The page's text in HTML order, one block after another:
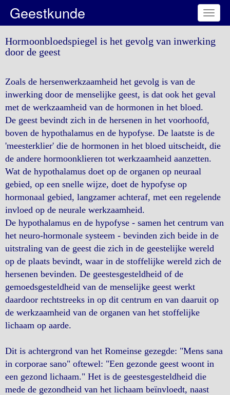
Toggle
Geestkunde
Hormoonbloedspiegel is het gevolg van inwerking
door de geest
Zoals de hersenwerkzaamheid het gevolg is van de
inwerking door de menselijke geest, is dat ook het geval
met de werkzaamheid van de hormonen in het bloed.
De geest bevindt zich in de hersenen in het voorhoofd,
boven de hypothalamus en de hypofyse. De laatste is de
'meesterklier' die de hormonen in het bloed uitscheidt, die
de andere hormoonklieren tot werkzaamheid aanzetten.
Wat de hypothalamus doet op de organen op neuraal
gebied, op een snelle wijze, doet de hypofyse op
hormonaal gebied, langzamer achteraf, met een regelende
invloed op de neurale werkzaamheid.
De hypothalamus en de hypofyse - samen het centrum van
het neuro-hormonale systeem - bevinden zich beide in de
uitstraling van de geest die zich in de geestelijke wereld
op de plaats bevindt, waar in de stoffelijke wereld zich de
hersenen bevinden. De geestesgesteldheid of de
gemoedsgesteldheid van de menselijke geest werkt
daardoor rechtstreeks in op dit centrum en van daaruit op
de werkzaamheid van de organen van het stoffelijke
lichaam op aarde.
Dit is achtergrond van het Romeinse gezegde: "Mens sana
in corporae sano" oftewel: "Een gezonde geest woont in
een gezond lichaam." Het is de geestesgesteldheid die
mede de gezondheid van het lichaam beïnvloedt, naast